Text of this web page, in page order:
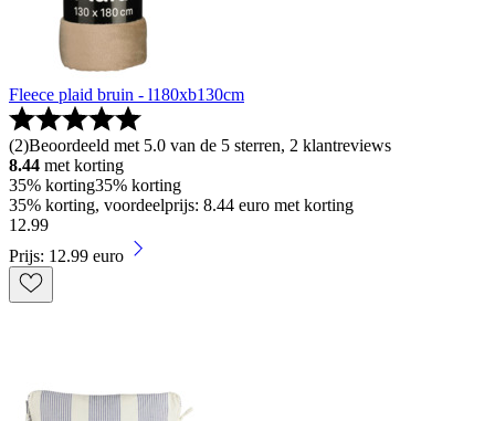
Fleece plaid bruin - l180xb130cm
(2)Beoordeeld met 5.0 van de 5 sterren, 2 klantreviews
8.44 met korting
35% korting35% korting
35% korting, voordeelprijs: 8.44 euro met korting
12.99
Prijs: 12.99 euro